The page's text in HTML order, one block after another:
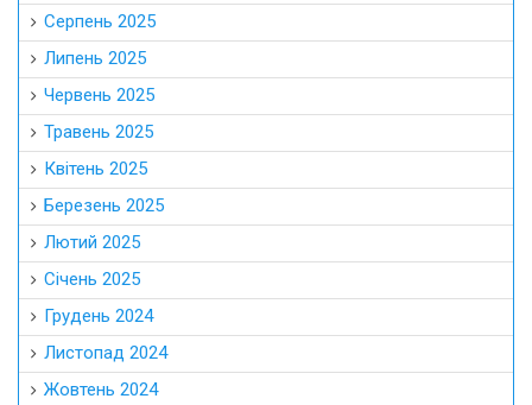
Серпень 2025
Липень 2025
Червень 2025
Травень 2025
Квітень 2025
Березень 2025
Лютий 2025
Січень 2025
Грудень 2024
Листопад 2024
Жовтень 2024